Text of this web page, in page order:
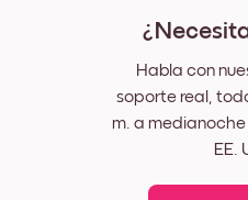
Habla con
soporte real,
m. a
EE.